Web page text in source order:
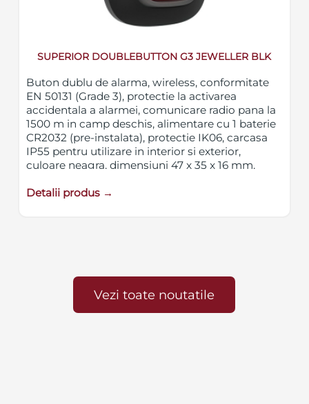
SUPERIOR DOUBLEBUTTON G3 JEWELLER BLK
Buton dublu de alarma, wireless, conformitate
EN 50131 (Grade 3), protectie la activarea
accidentala a alarmei, comunicare radio pana la
1500 m in camp deschis, alimentare cu 1 baterie
CR2032 (pre-instalata), protectie IK06, carcasa
IP55 pentru utilizare in interior si exterior,
culoare neagra, dimensiuni 47 x 35 x 16 mm,
Detalii produs →
Vezi toate noutatile